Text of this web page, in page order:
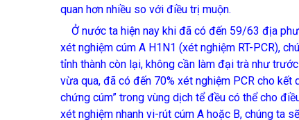
quan hơn nhiều so với điều trị muộn.
Ở nước ta hiện nay khi đã có đến 59/63 địa
xét nghiệm cúm A H1N1 (xét nghiệm RT-PCR),
tỉnh thành còn lại, không cần làm đại trà như
vừa qua, đã có đến 70% xét nghiệm PCR cho
chứng cúm” trong vùng dịch tể đều có thể cho
xét nghiệm nhanh vi-rút cúm A hoặc B, chúng ta